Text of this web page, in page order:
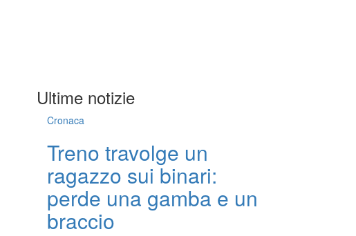
Ultime notizie
Cronaca
Treno travolge un
ragazzo sui binari:
perde una gamba e un
braccio